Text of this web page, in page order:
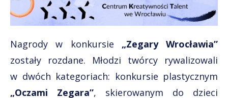
Nagrody w konkursie „Zegary Wrocławia”
zostały rozdane. Młodzi twórcy rywalizowali
w dwóch kategoriach: konkursie plastycznym
„Oczami Zegara”, skierowanym do dzieci